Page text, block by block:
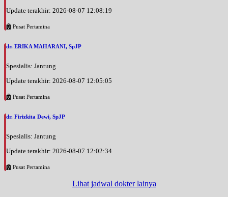
Update terakhir: 2026-08-07 12:08:19
Pusat Pertamina
dr. ERIKA MAHARANI, SpJP
Spesialis: Jantung
Update terakhir: 2026-08-07 12:05:05
Pusat Pertamina
dr. Firizkita Dewi, SpJP
Spesialis: Jantung
Update terakhir: 2026-08-07 12:02:34
Pusat Pertamina
Lihat jadwal dokter lainya